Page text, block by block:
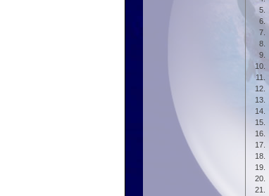
5.
6.
7.
8.
9.
10.
11.
12.
13.
14.
15.
16.
17.
18.
19.
20.
21.